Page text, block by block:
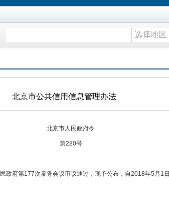
选择地区
北京市公共信用信息管理办法
北京市人民政府令
第280号
府第177次常务会议审议通过，现予公布，自2018年5月1日